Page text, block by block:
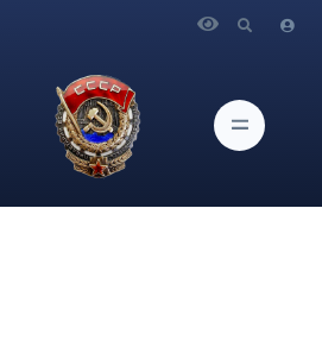
МИД России К.И.Косачёв о
на Украине